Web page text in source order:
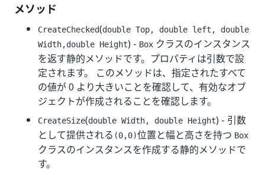
メソッド
CreateChecked(double Top, double left, double
Width,double Height) - Box クラスのインスタンス
を返す静的メソッドです。プロパティは引数で設
定されます。 このメソッドは、指定されたすべて
の値が 0 より大きいことを確認して、有効なオブ
ジェクトが作成されることを確認します。
CreateSize(double Width, double Height) - 引数
として提供される (0,0)位置と幅と高さを持つ Box
クラスのインスタンスを作成する静的メソッドで
す。